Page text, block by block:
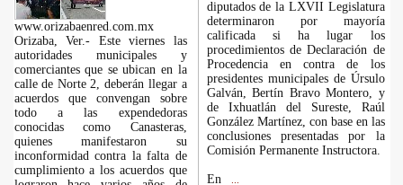
www.orizabaenred.com.mx
Orizaba, Ver.- Este viernes las
autoridades municipales y
comerciantes que se ubican en la
calle de Norte 2, deberán llegar a
acuerdos que convengan sobre
todo a las expendedoras
conocidas como Canasteras,
quienes manifestaron su
inconformidad contra la falta de
cumplimiento a los acuerdos que
diputados de la LXVII Legislatura
determinaron por mayoría
calificada si ha lugar los
procedimientos de Declaración de
Procedencia en contra de los
presidentes municipales de Úrsulo
Galván, Bertín Bravo Montero, y
de Ixhuatlán del Sureste, Raúl
González Martínez, con base en las
conclusiones presentadas por la
Comisión Permanente Instructora.
En